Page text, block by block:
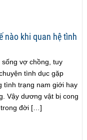
nào khi quan hệ tình
vợ chồng, tuy
tình dục gặp
tình trạng nam giới hay
Vậy dương vật bị cong
trong đời […]